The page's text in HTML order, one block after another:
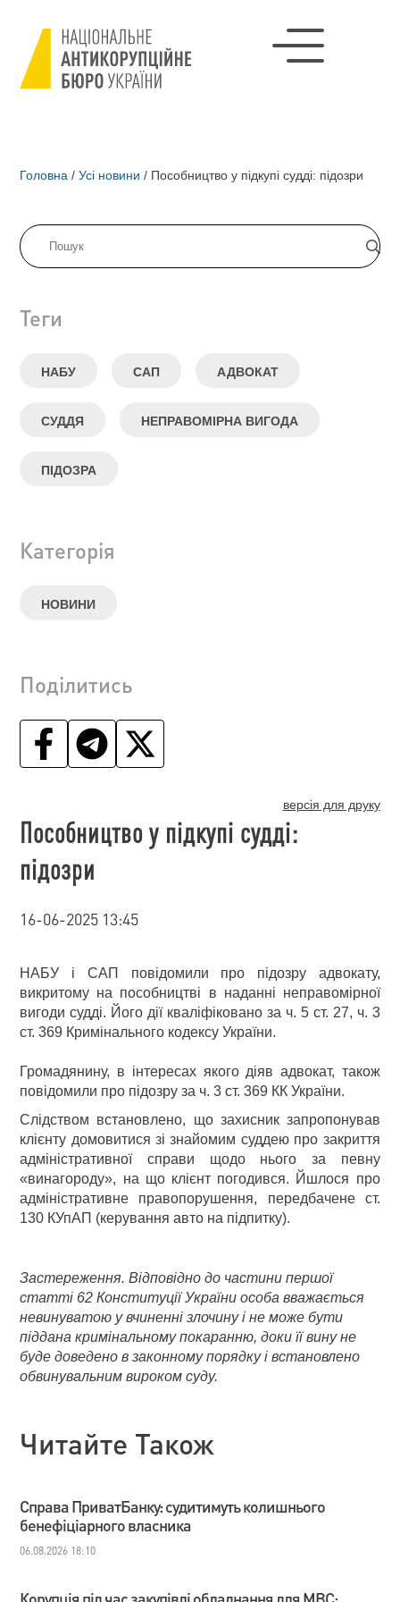
Головна / Усі новини / Пособництво у підкупі судді: підозри
Теги
НАБУ САП АДВОКАТ
СУДДЯ НЕПРАВОМІРНА ВИГОДА
ПІДОЗРА
Категорія
НОВИНИ
Поділитись
версія для друку
Пособництво у підкупі судді:
підозри
16-06-2025 13:45
НАБУ і САП повідомили про підозру адвокату,
викритому на пособництві в наданні неправомірної
вигоди судді. Його дії кваліфіковано за ч. 5 ст. 27, ч. 3
ст. 369 Кримінального кодексу України.
Громадянину, в інтересах якого діяв адвокат, також
повідомили про підозру за ч. 3 ст. 369 КК України.
Слідством встановлено, що захисник запропонував
клієнту домовитися зі знайомим суддею про закриття
адміністративної справи щодо нього за певну
«винагороду», на що клієнт погодився. Йшлося про
адміністративне правопорушення, передбачене ст.
130 КУпАП (керування авто на підпитку).
Застереження. Відповідно до частини першої
статті 62 Конституції України особа вважається
невинуватою у вчиненні злочину і не може бути
піддана кримінальному покаранню, доки її вину не
буде доведено в законному порядку і встановлено
обвинувальним вироком суду.
Читайте Також
Справа ПриватБанку: судитимуть колишнього
бенефіціарного власника
06.08.2026 18:10